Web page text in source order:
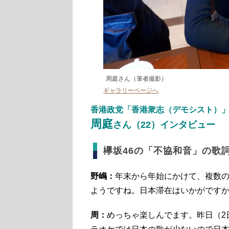
周庭さん（筆者撮影）
ギャラリーページへ
香港政党「香港衆志（デモシスト）
周庭さん（22）インタビュー
欅坂46の「不協和音」の歌
野嶋： 年末から年始にかけて、複数
ようですね。日本滞在はいかがです
周： めっちゃ楽しんでます。昨日（